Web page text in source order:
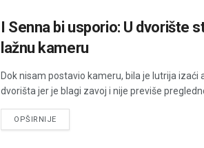
I Senna bi usporio: U dvorište
lažnu kameru
Dok nisam postavio kameru, bila je lutrija izaći
dvorišta jer je blagi zavoj i nije previše
OPŠIRNIJEDETAILS